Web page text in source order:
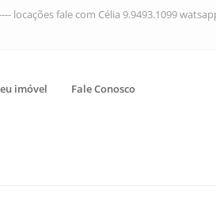
locações fale com Célia 9.9493.1099
imóvel Fale Conosco